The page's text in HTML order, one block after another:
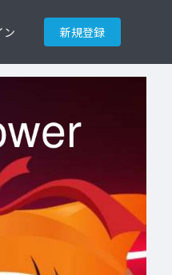
ン 新規登録